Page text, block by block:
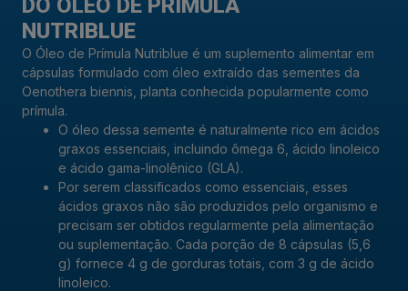
DO ÓLEO DE PRÍMULA
NUTRIBLUE
O Óleo de Prímula Nutriblue é um suplemento alimentar em
cápsulas formulado com óleo extraído das sementes da
Oenothera biennis, planta conhecida popularmente como
prímula.
O óleo dessa semente é naturalmente rico em ácidos
graxos essenciais, incluindo ômega 6, ácido linoleico
e ácido gama-linolênico (GLA).
Por serem classificados como essenciais, esses
ácidos graxos não são produzidos pelo organismo e
precisam ser obtidos regularmente pela alimentação
ou suplementação. Cada porção de 8 cápsulas (5,6
g) fornece 4 g de gorduras totais, com 3 g de ácido
linoleico.